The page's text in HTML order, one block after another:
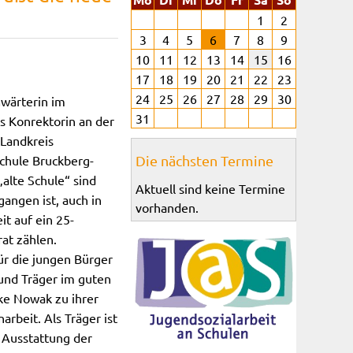
im
Konrektorin an der
Bruckberg-
Schule“ sind
ist, auch in
auf ein 25-
zählen.
die jungen Bürger
Träger im guten
Nowak zu ihrer
Als Träger ist
der
1
2
3
4 5 6 7 8
9
10
11 12 13 14 15
16
17
18 19 20 21 22
23
24
25 26 27 28 29
30
31
Die nächsten Termine
Aktuell sind keine Termine
vorhanden.